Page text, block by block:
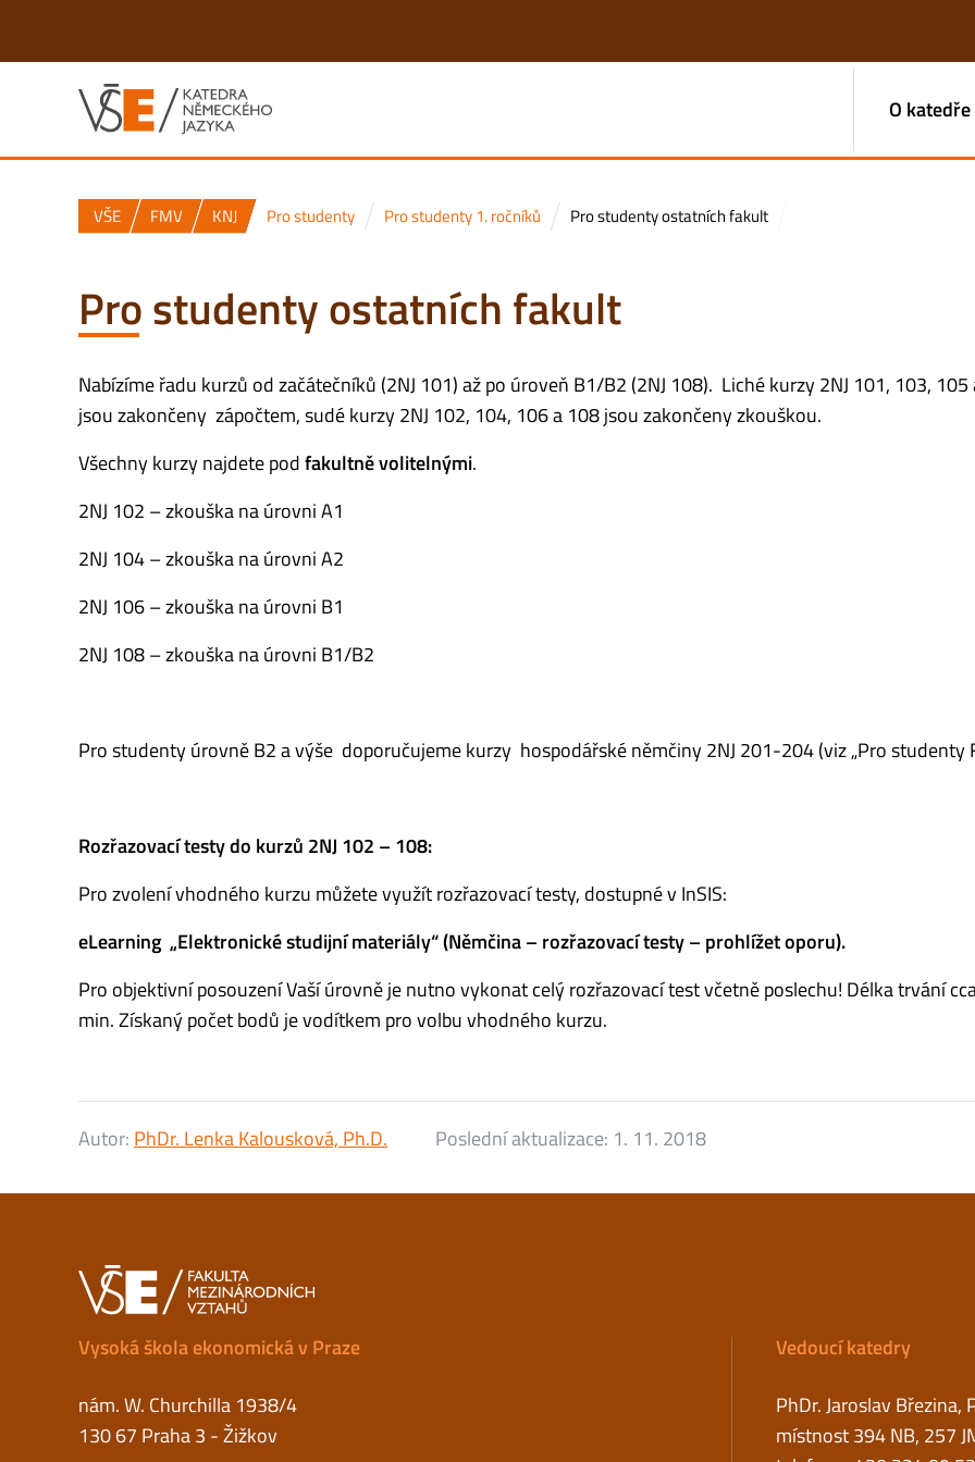
O katedře
VŠE FMV KNJ Pro studenty Pro studenty 1. ročníků Pro studenty ostatních fakult
Pro studenty ostatních fakult
Nabízíme řadu kurzů od začátečníků (2NJ 101) až po úroveň B1/B2 (2NJ 108). Liché kurzy 2NJ 101, 103, 105
jsou zakončeny zápočtem, sudé kurzy 2NJ 102, 104, 106 a 108 jsou zakončeny zkouškou.
Všechny kurzy najdete podfakultně volitelnými.
2NJ 102 – zkouška na úrovni A1
2NJ 104 – zkouška na úrovni A2
2NJ 106 – zkouška na úrovni B1
2NJ 108 – zkouška na úrovni B1/B2
Pro studenty úrovně B2 a výše doporučujeme kurzy hospodářské němčiny 2NJ 201-204 (viz „Pro studenty
Rozřazovací testy do kurzů 2NJ 102 – 108:
Pro zvolení vhodného kurzu můžete využít rozřazovací testy, dostupné v InSIS:
eLearning „Elektronické studijní materiály“(Němčina – rozřazovací testy – prohlížet oporu).
Pro objektivní posouzení Vaší úrovně je nutno vykonat celý rozřazovací test včetně poslechu! Délka trvání
min. Získaný počet bodů je vodítkem pro volbu vhodného kurzu.
Autor: PhDr. Lenka Kalousková, Ph.D. Poslední aktualizace: 1. 11. 2018
Vysoká škola ekonomická v Praze
nám. W. Churchilla 1938/4
130 67 Praha 3 - Žižkov
Vedoucí katedry
PhDr. Jaroslav Březina,
místnost 394 NB, 257